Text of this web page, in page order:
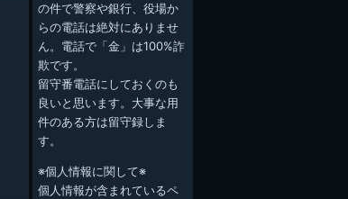
の件で警察や銀行、役場か
らの電話は絶対にありませ
ん。電話で「金」は100%詐
欺です。
留守番電話にしておくのも
良いと思います。大事な用
件のある方は留守録しま
す。
※個人情報に関して※
個人情報が含まれているペ